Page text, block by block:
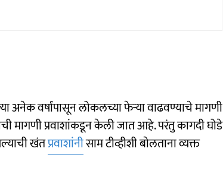
अनेक वर्षांपासून लोकलच्या फेऱ्या वाढवण्याचे मागणी
मागणी प्रवाशांकडून केली जात आहे. परंतु कागदी घोडे
खंतप्रवाशांनीसाम टीव्हीशी बाेलताना व्यक्त